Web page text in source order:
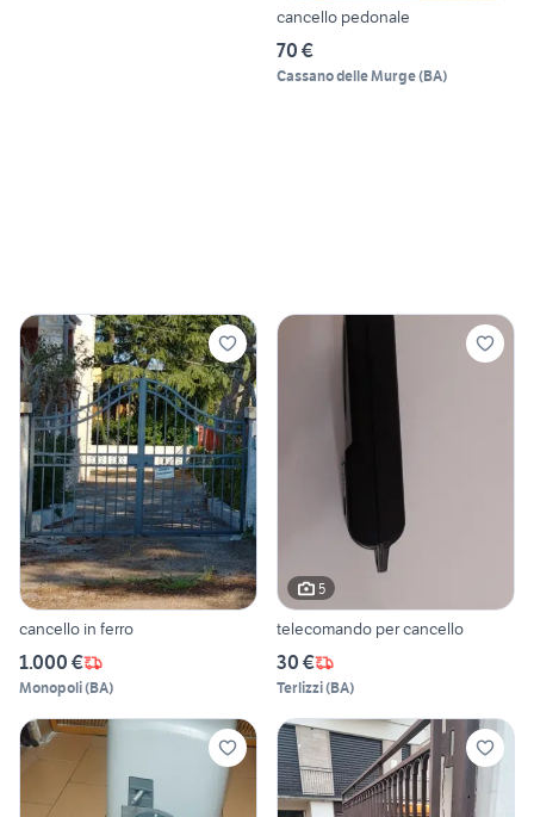
cancello pedonale
70 €
Cassano delle Murge(BA)
cancello in ferro
1.000 €
Monopoli(BA)
5
telecomando per cancello
30 €
Terlizzi(BA)